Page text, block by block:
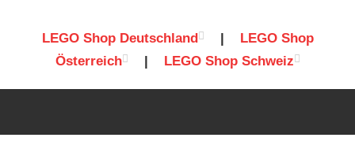
LEGO Shop Deutschland | LEGO Shop
Österreich
| LEGO Shop Schweiz